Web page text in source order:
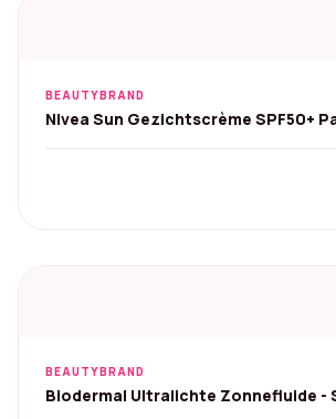
BEAUTYBRAND
Nivea Sun Gezichtscrème SPF50+
BEAUTYBRAND
Biodermal Ultralichte Zonnefluide -